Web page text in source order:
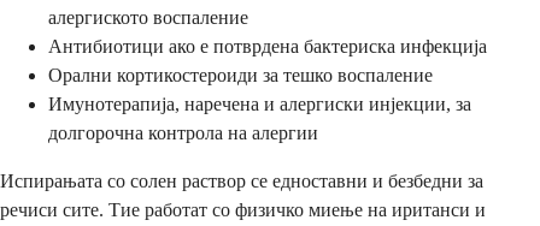
алергиското воспаление
Антибиотици ако е потврдена бактериска инфекција
Орални кортикостероиди за тешко воспаление
Имунотерапија, наречена и алергиски инјекции, за
долгорочна контрола на алергии
Испирањата со солен раствор се едноставни и безбедни за
речиси сите. Тие работат со физичко миење на иританси и